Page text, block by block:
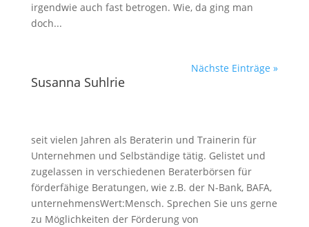
irgendwie auch fast betrogen. Wie, da ging man
doch...
Nächste Einträge »
Susanna Suhlrie
seit vielen Jahren als Beraterin und Trainerin für
Unternehmen und Selbständige tätig. Gelistet und
zugelassen in verschiedenen Beraterbörsen für
förderfähige Beratungen, wie z.B. der N-Bank, BAFA,
unternehmensWert:Mensch. Sprechen Sie uns gerne
zu Möglichkeiten der Förderung von